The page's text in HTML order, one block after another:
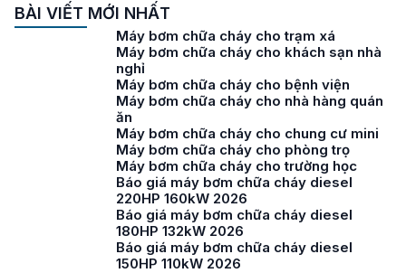
BÀI VIẾT MỚI NHẤT
Máy bơm chữa cháy cho trạm xá
Máy bơm chữa cháy cho khách sạn nhà
nghỉ
Máy bơm chữa cháy cho bệnh viện
Máy bơm chữa cháy cho nhà hàng quán
ăn
Máy bơm chữa cháy cho chung cư mini
Máy bơm chữa cháy cho phòng trọ
Máy bơm chữa cháy cho trường học
Báo giá máy bơm chữa cháy diesel
220HP 160kW 2026
Báo giá máy bơm chữa cháy diesel
180HP 132kW 2026
Báo giá máy bơm chữa cháy diesel
150HP 110kW 2026